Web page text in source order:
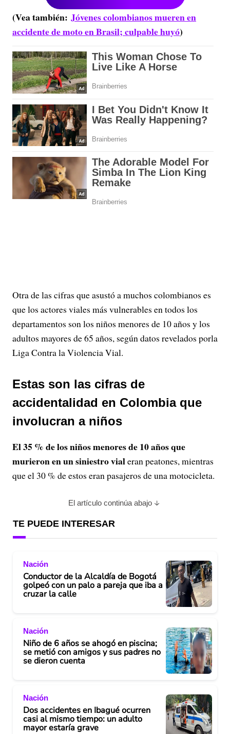
(Vea también: Jóvenes colombianos mueren en
accidente de moto en Brasil; culpable huyó)
Otra de las cifras que asustó a muchos colombianos es
que los actores viales más vulnerables en todos los
departamentos son los niños menores de 10 años y los
adultos mayores de 65 años, según datos revelados porla
Liga Contra la Violencia Vial.
Estas son las cifras de
accidentalidad en Colombia que
involucran a niños
El 35 % de los niños menores de 10 años que
murieron en un siniestro vialeran peatones, mientras
que el 30 % de estos eran pasajeros de una motocicleta.
El artículo continúa abajo
TE PUEDE INTERESAR
Nación
Conductor de la Alcaldía de Bogotá
golpeó con un palo a pareja que iba a
cruzar la calle
Nación
Niño de 6 años se ahogó en piscina;
se metió con amigos y sus padres no
se dieron cuenta
Nación
Dos accidentes en Ibagué ocurren
casi al mismo tiempo: un adulto
mayor estaría grave